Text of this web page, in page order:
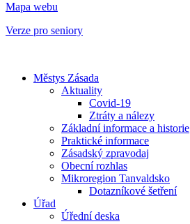
Mapa webu
Verze pro seniory
Městys Zásada
Aktuality
Covid-19
Ztráty a nálezy
Základní informace a historie
Praktické informace
Zásadský zpravodaj
Obecní rozhlas
Mikroregion Tanvaldsko
Dotazníkové šetření
Úřad
Úřední deska